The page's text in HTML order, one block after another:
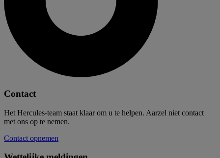
Contact
Het Hercules-team staat klaar om u te helpen. Aarzel niet contact
met ons op te nemen.
Contact opnemen